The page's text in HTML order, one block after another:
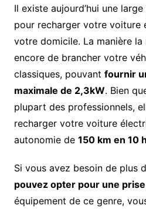
Il existe aujourd’hui une
pour recharger votre voiture
votre domicile. La manière
encore de brancher votre
classiques, pouvant fournir
maximale de 2,3kW. Bien
plupart des professionnels,
recharger votre voiture
autonomie de 150 km en 10
Si vous avez besoin de plus
pouvez opter pour une
équipement de ce genre,